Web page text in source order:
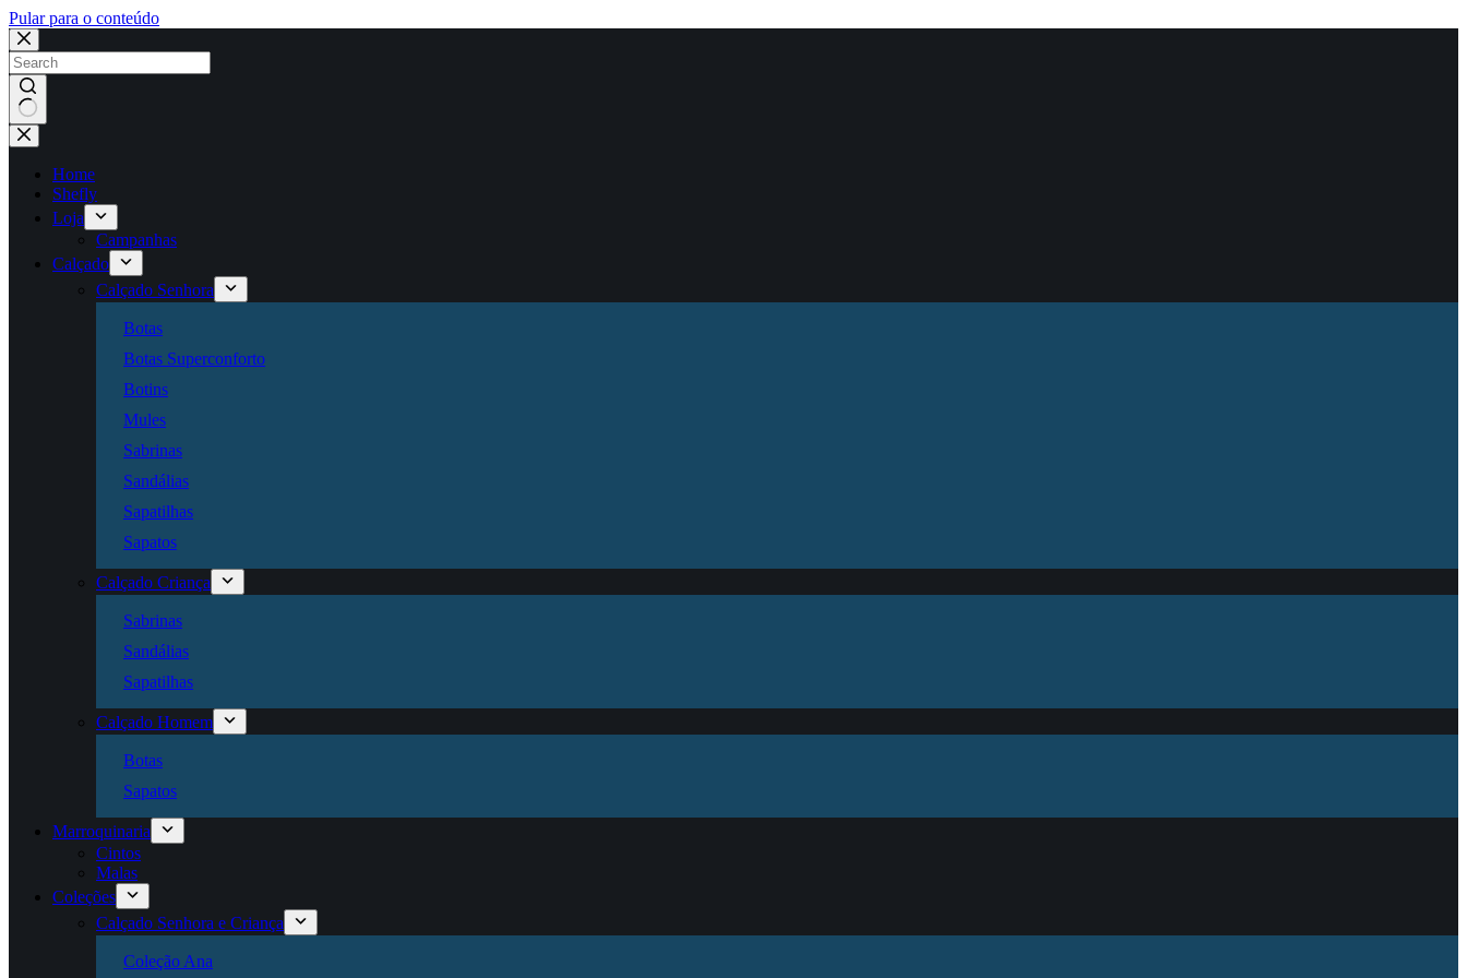
Pular para o conteúdo
Sem
resultados
Home
Shefly
Loja
Campanhas
Calçado
Calçado Senhora
Botas
Botas Superconforto
Botins
Mules
Sabrinas
Sandálias
Sapatilhas
Sapatos
Calçado Criança
Sabrinas
Sandálias
Sapatilhas
Calçado Homem
Botas
Sapatos
Marroquinaria
Cintos
Malas
Coleções
Calçado Senhora e Criança
Coleção Ana